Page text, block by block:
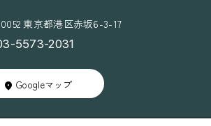
東京都港区赤坂6-3-17
5573-2031
Googleマップ